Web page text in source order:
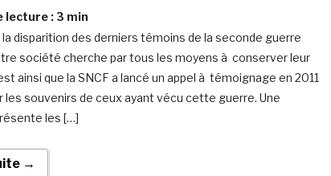
lecture : 3 min
disparition des derniers témoins de la seconde guerre
société cherche par tous les moyens à conserver leur
ainsi que la SNCF a lancé un appel à témoignage en 2011
les souvenirs de ceux ayant vécu cette guerre. Une
les […]
→